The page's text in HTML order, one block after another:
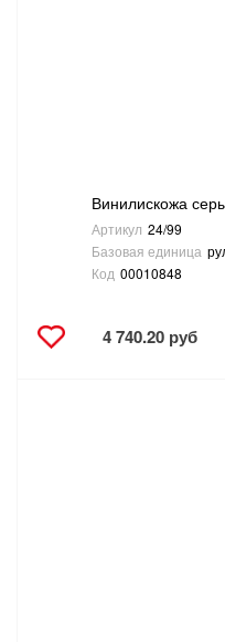
Винилискожа
Артикул 24/99
Базовая единица
Код 00010848
4 740.20 руб